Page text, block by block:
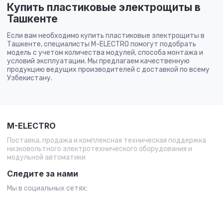
Купить пластиковые электрощиты в
Ташкенте
Если вам необходимо купить пластиковые электрощиты в
Ташкенте, специалисты M-ELECTRO помогут подобрать
модель с учетом количества модулей, способа монтажа и
условий эксплуатации. Мы предлагаем качественную
продукцию ведущих производителей с доставкой по всему
Узбекистану.
M-ELECTRO
Поставка, продажа и комплексная техническая поддержка
низковольтного электротехнического оборудования и
модульной автоматики
Следите за нами
Мы в социальных сетях: